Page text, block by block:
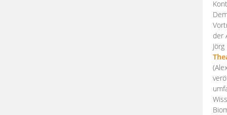
der